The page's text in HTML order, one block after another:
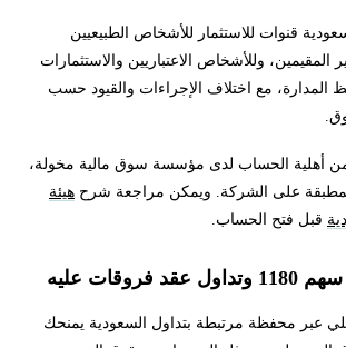
قنوات للاستثمار للأشخاص الطبيعيين
المقيمين، وللأشخاص الاعتباريين والاستثمارات
المدارة، مع اختلاف الإجراءات والقيود حسب
أهلية الحساب لدى مؤسسة سوق مالية مخولة،
على الشركة. ويمكن مراجعة شرح هيئة
قبل فتح الحساب.
عليه
عبر محفظة مرتبطة بتداول السعودية يمنحك